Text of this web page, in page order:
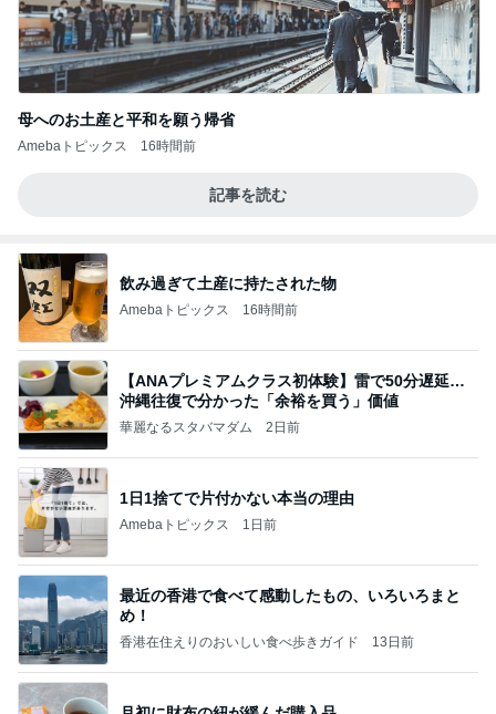
母へのお土産と平和を願う帰省
Amebaトピックス 16時間前
記事を読む
飲み過ぎて土産に持たされた物
Amebaトピックス 16時間前
【ANAプレミアムクラス初体験】雷で50分遅延…
沖縄往復で分かった「余裕を買う」価値
華麗なるスタバマダム 2日前
1日1捨てで片付かない本当の理由
Amebaトピックス 1日前
最近の香港で食べて感動したもの、いろいろまと
め！
香港在住えりのおいしい食べ歩きガイド 13日前